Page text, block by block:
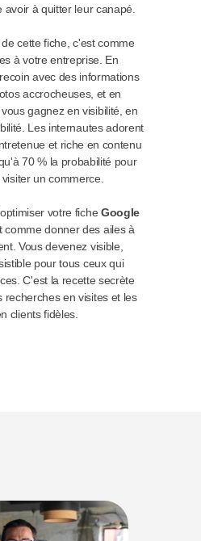
avoir à quitter leur canapé.
cette fiche, c'est comme
à votre entreprise. En
avec des informations
accrocheuses, et en
gagnez en visibilité, en
Les internautes adorent
et riche en contenu
70 % la probabilité pour
un commerce.
votre fiche Google
comme donner des ailes à
Vous devenez visible,
pour tous ceux qui
C'est la recette secrète
recherches en visites et les
clients fidèles.